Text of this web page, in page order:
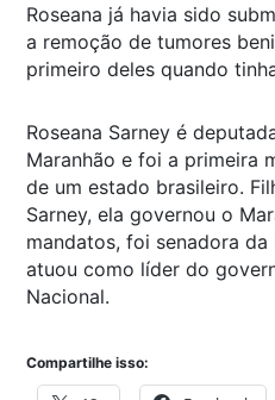
Roseana já havia sido
a remoção de tumores
primeiro deles quando
Roseana Sarney é
Maranhão e foi a primeira
de um estado brasileiro.
Sarney, ela governou o
mandatos, foi senadora da
atuou como líder do
Nacional.
Compartilhe isso: